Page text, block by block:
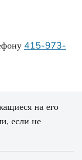
415-973-
на его
если не